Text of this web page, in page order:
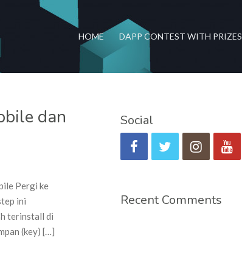
HOME DAPP CONTEST WITH PRIZES
dan
Mobile dan Melakukan Import ke Vexwallet PC
Pergi ke
ini
terinstall di
(key) […]
Social
Recent Comments